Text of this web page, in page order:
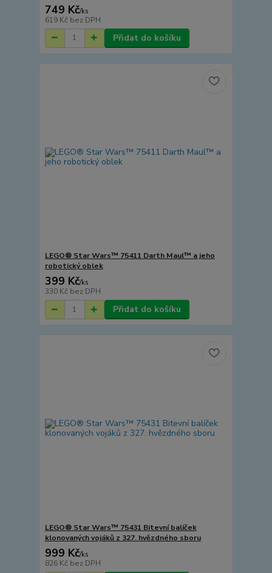
749 Kč/ks
619 Kč bez DPH
Přidat do košíku
LEGO® Star Wars™ 75411 Darth Maul™ a jeho
robotický oblek
399 Kč/ks
330 Kč bez DPH
Přidat do košíku
LEGO® Star Wars™ 75431 Bitevní balíček
klonovaných vojáků z 327. hvězdného sboru
999 Kč/ks
826 Kč bez DPH